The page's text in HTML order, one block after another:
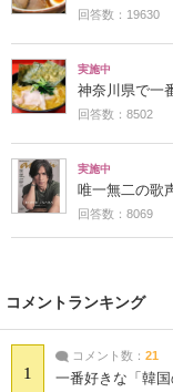
回答数：19630
実施中
神奈川県で一
回答数：8502
実施中
唯一無二の歌
回答数：8069
コメントランキング
1
コメント数： 21
一番好きな「韓